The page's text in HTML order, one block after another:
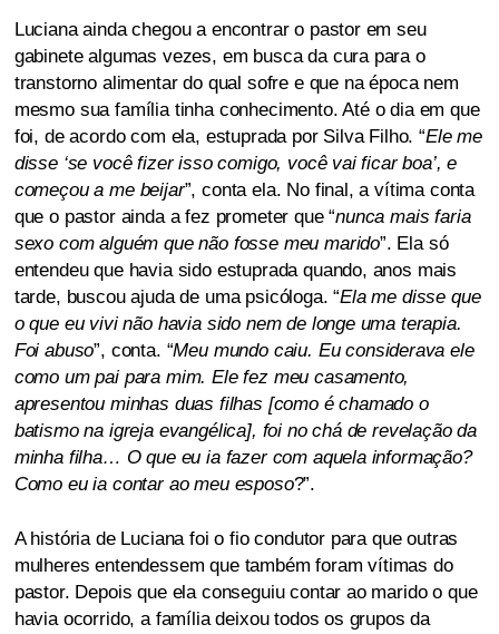
Luciana ainda chegou a encontrar o pastor em seu
gabinete algumas vezes, em busca da cura para o
transtorno alimentar do qual sofre e que na época nem
mesmo sua família tinha conhecimento. Até o dia em que
foi, de acordo com ela, estuprada por Silva Filho. “Ele me
disse ‘se você fizer isso comigo, você vai ficar boa’, e
começou a me beijar”, conta ela. No final, a vítima conta
que o pastor ainda a fez prometer que “nunca mais faria
sexo com alguém que não fosse meu marido”. Ela só
entendeu que havia sido estuprada quando, anos mais
tarde, buscou ajuda de uma psicóloga. “Ela me disse que
o que eu vivi não havia sido nem de longe uma terapia.
Foi abuso”, conta. “Meu mundo caiu. Eu considerava ele
como um pai para mim. Ele fez meu casamento,
apresentou minhas duas filhas [como é chamado o
batismo na igreja evangélica], foi no chá de revelação da
minha filha… O que eu ia fazer com aquela informação?
Como eu ia contar ao meu esposo?”.
A história de Luciana foi o fio condutor para que outras
mulheres entendessem que também foram vítimas do
pastor. Depois que ela conseguiu contar ao marido o que
havia ocorrido, a família deixou todos os grupos da